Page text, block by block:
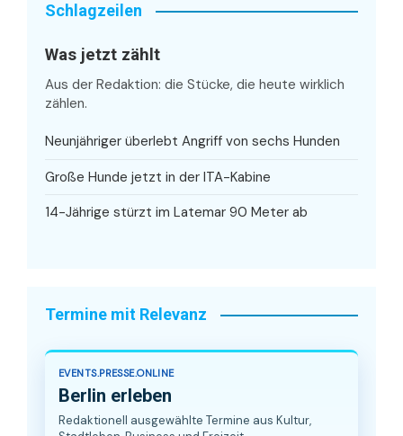
Schlagzeilen
Was jetzt zählt
Aus der Redaktion: die Stücke, die heute wirklich
zählen.
Neunjähriger überlebt Angriff von sechs Hunden
Große Hunde jetzt in der ITA-Kabine
14-Jährige stürzt im Latemar 90 Meter ab
Termine mit Relevanz
EVENTS.PRESSE.ONLINE
Berlin erleben
Redaktionell ausgewählte Termine aus Kultur,